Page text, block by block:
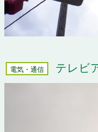
電気・通信 テレビ